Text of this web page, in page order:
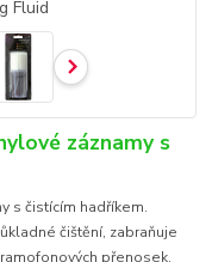
záznamy s
s čistícím hadříkem.
čištění, zabraňuje
přenosek.